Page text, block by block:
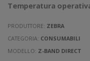
Temperatura
PRODUTTORE: ZEBRA
CATEGORIA: CONSUMABILI
MODELLO: Z-BAND DIRECT